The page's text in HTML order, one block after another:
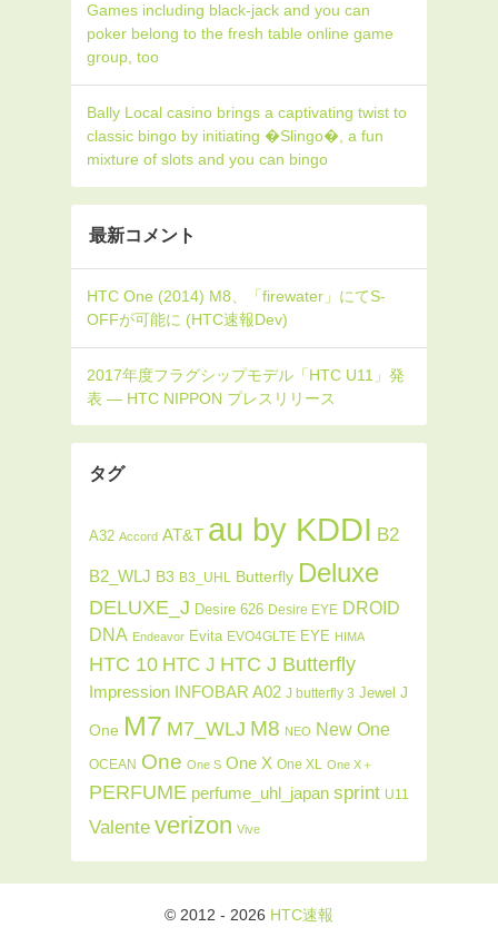
Games including black-jack and you can
poker belong to the fresh table online game
group, too
Bally Local casino brings a captivating twist to
classic bingo by initiating �Slingo�, a fun
mixture of slots and you can bingo
最新コメント
タグ
A32 Accord AT&T au by KDDI B2
B2_WLJ B3 B3_UHL Butterfly Deluxe
DELUXE_J Desire 626 Desire EYE DROID
DNA Endeavor Evita EVO4GLTE EYE HIMA
HTC 10 HTC J HTC J Butterfly
Impression INFOBAR A02 J butterfly 3 Jewel J
One M7 M7_WLJ M8 NEO New One
OCEAN One One S One X One XL One X＋
PERFUME perfume_uhl_japan sprint U11
Valente verizon Vive
© 2012 - 2026 HTC速報